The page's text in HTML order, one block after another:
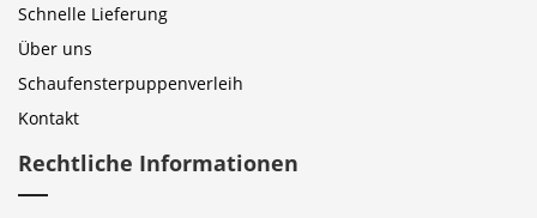
Schnelle Lieferung
Über uns
Schaufensterpuppenverleih
Kontakt
Rechtliche Informationen